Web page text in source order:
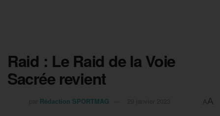
Raid : Le Raid de la Voie
Sacrée revient
Rédaction SPORTMAG AA